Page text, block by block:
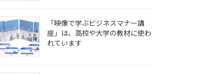
「映像で学ぶビジネスマナー講
座」は、高校や大学の教材に使わ
れています